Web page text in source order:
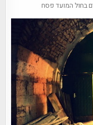
בחול המועד פסח